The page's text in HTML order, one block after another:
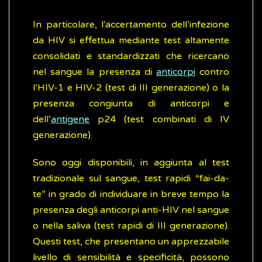
In particolare, l'accertamento dell’infezione
da HIV si effettua mediante test altamente
consolidati e standardizzati che ricercano
nel sangue la presenza di anticorpicontro
l’HIV-1 e HIV-2 (test di III generazione) o la
presenza congiunta di anticorpi e
dell’antigene p24 (test combinati di IV
generazione).
Sono oggi disponibili, in aggiunta al test
tradizionale sul sangue, test rapidi “fai-da-
te” in grado di individuare in breve tempo la
presenza degli anticorpi anti-HIV nel sangue
o nella saliva (test rapidi di III generazione).
Questi test, che presentano un apprezzabile
livello di sensibilità e specificità, possono